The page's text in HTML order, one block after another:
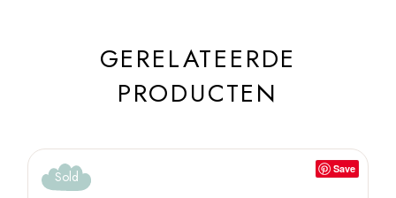
GERELATEERDE
PRODUCTEN
Save
Sold